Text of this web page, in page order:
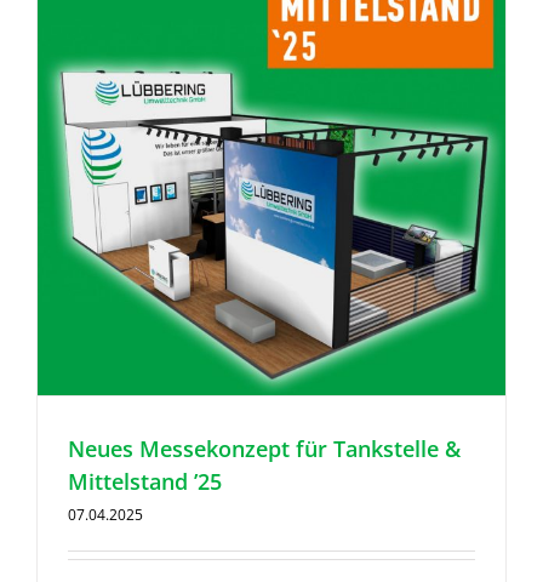
Neues Messekonzept für Tankstelle &
Mittelstand ’25
07.04.2025